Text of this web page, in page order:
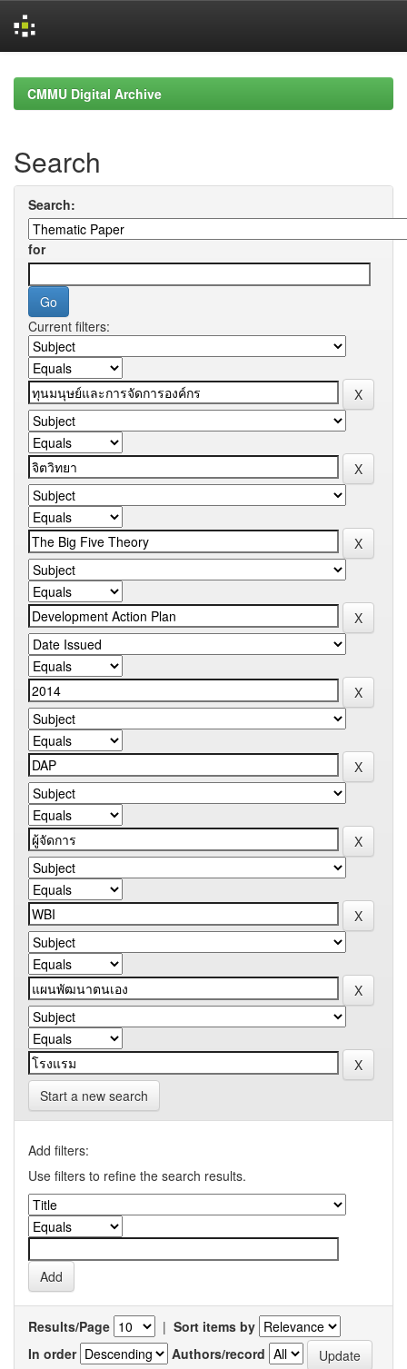
navigationCMMU Digital Archive
Search
Search:
for
Current filters:
Start a new search
Add filters:
Use filters to refine the search results.
Results/Page | Sort items by
In order
Authors/record